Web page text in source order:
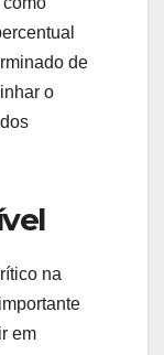
de
mais
de
de
o